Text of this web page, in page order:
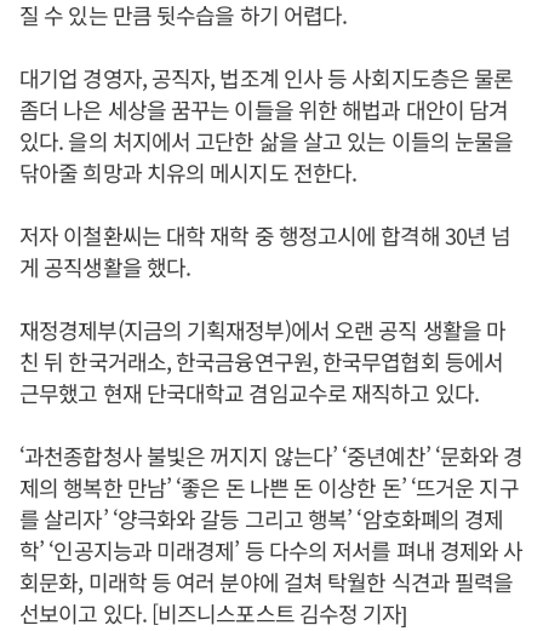
질 수 있는 만큼 뒷수습을 하기 어렵다.
대기업 경영자, 공직자, 법조계 인사 등 사회지도층은 물론
좀더 나은 세상을 꿈꾸는 이들을 위한 해법과 대안이 담겨
있다. 을의 처지에서 고단한 삶을 살고 있는 이들의 눈물을
닦아줄 희망과 치유의 메시지도 전한다.
저자 이철환씨는 대학 재학 중 행정고시에 합격해 30년 넘
게 공직생활을 했다.
재정경제부(지금의 기획재정부)에서 오랜 공직 생활을 마
친 뒤 한국거래소, 한국금융연구원, 한국무엽협회 등에서
근무했고 현재 단국대학교 겸임교수로 재직하고 있다.
‘과천종합청사 불빛은 꺼지지 않는다’ ‘중년예찬’ ‘문화와 경
제의 행복한 만남’ ‘좋은 돈 나쁜 돈 이상한 돈’ ‘뜨거운 지구
를 살리자’ ‘양극화와 갈등 그리고 행복’ ‘암호화폐의 경제
학’ ‘인공지능과 미래경제’ 등 다수의 저서를 펴내 경제와 사
회문화, 미래학 등 여러 분야에 걸쳐 탁월한 식견과 필력을
선보이고 있다. [비즈니스포스트 김수정 기자]